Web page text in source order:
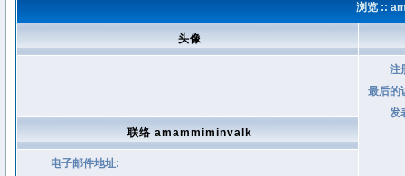
浏览 ::
头像
注
最后的
发
联络 amammiminvalk
电子邮件地址: